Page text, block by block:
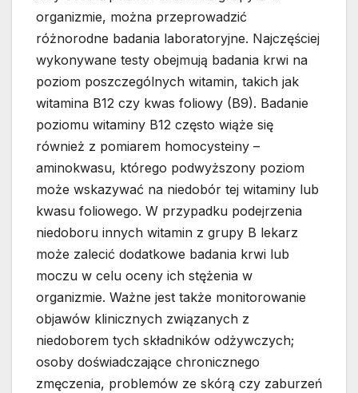
organizmie, można przeprowadzić
różnorodne badania laboratoryjne. Najczęściej
wykonywane testy obejmują badania krwi na
poziom poszczególnych witamin, takich jak
witamina B12 czy kwas foliowy (B9). Badanie
poziomu witaminy B12 często wiąże się
również z pomiarem homocysteiny –
aminokwasu, którego podwyższony poziom
może wskazywać na niedobór tej witaminy lub
kwasu foliowego. W przypadku podejrzenia
niedoboru innych witamin z grupy B lekarz
może zalecić dodatkowe badania krwi lub
moczu w celu oceny ich stężenia w
organizmie. Ważne jest także monitorowanie
objawów klinicznych związanych z
niedoborem tych składników odżywczych;
osoby doświadczające chronicznego
zmęczenia, problemów ze skórą czy zaburzeń